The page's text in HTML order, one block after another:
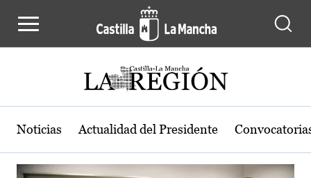
Actualidad de la región de Castilla-
Noticias Actualidad del Presidente